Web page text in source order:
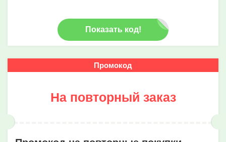
Показать код!
Промокод
На повторный заказ